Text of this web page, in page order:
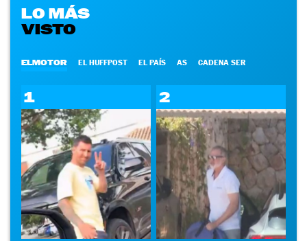
LO MÁS
VISTO
ELMOTOR EL HUFFPOST EL PAÍS AS CADENA SER
1 2